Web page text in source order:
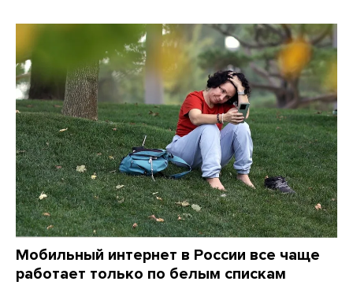
Мобильный интернет в России все чаще
работает только по белым спискам